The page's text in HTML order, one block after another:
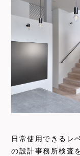
日常使用できるレ
の設計事務所検査